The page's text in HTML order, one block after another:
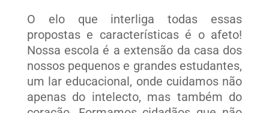
O elo que interliga todas essas
propostas e características é o afeto!
Nossa escola é a extensão da casa dos
nossos pequenos e grandes estudantes,
um lar educacional, onde cuidamos não
apenas do intelecto, mas também do